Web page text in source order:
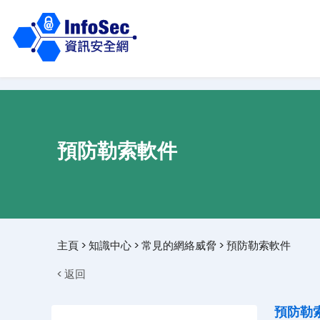
預防勒索軟件
主頁>知識中心>常見的網絡威脅>預防勒索軟件
< 返回
預防勒